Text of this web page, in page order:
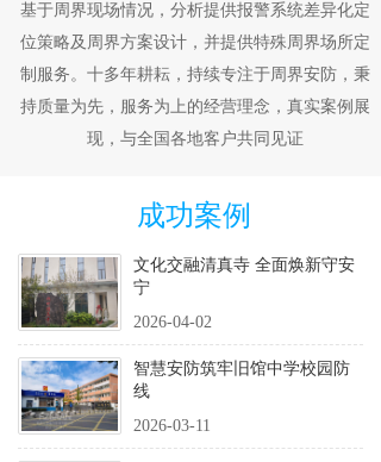
基于周界现场情况，分析提供报警系统差异化定
位策略及周界方案设计，并提供特殊周界场所定
制服务。十多年耕耘，持续专注于周界安防，秉
持质量为先，服务为上的经营理念，真实案例展
现，与全国各地客户共同见证
成功案例
文化交融清真寺 全面焕新守安
宁
2026-04-02
智慧安防筑牢旧馆中学校园防
线
2026-03-11